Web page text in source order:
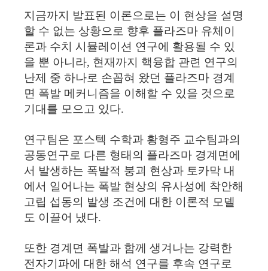
지금까지 발표된 이론으로는 이 현상을 설명
할 수 없는 상황으로 향후 플라즈마 유체이
론과 수치 시뮬레이션 연구에 활용될 수 있
을 뿐 아니라, 현재까지 핵융합 관련 연구의
난제 중 하나로 손꼽혀 왔던 플라즈마 경계
면 폭발 메커니즘을 이해할 수 있을 것으로
기대를 모으고 있다.
연구팀은 포스텍 수학과 황형주 교수팀과의
공동연구로 다른 형태의 플라즈마 경계면에
서 발생하는 폭발적 붕괴 현상과 토카막 내
에서 일어나는 폭발 현상의 유사성에 착안해
고립 섭동의 발생 조건에 대한 이론적 모델
도 이끌어 냈다.
또한 경계면 폭발과 함께 생겨나는 강력한
전자기파에 대한 해석 연구를 후속 연구로